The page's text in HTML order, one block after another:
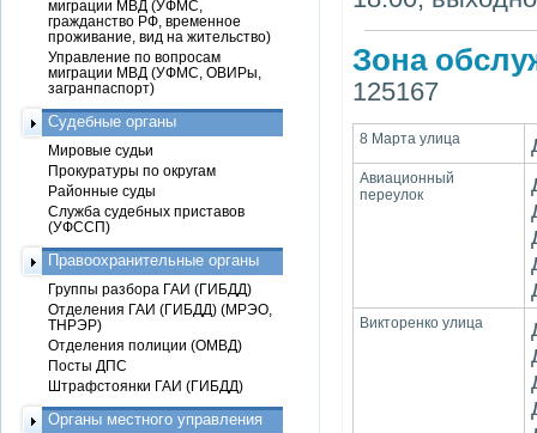
Зона
125167
8 Марта улица
Авиационный
переулок
Викторенко улица
миграции МВД (УФМС,
гражданство РФ, временное
проживание, вид на жительство)
Управление по вопросам
миграции МВД (УФМС, ОВИРы,
загранпаспорт)
Судебные органы
Мировые судьи
Прокуратуры по округам
Районные суды
Служба судебных приставов
(УФССП)
Правоохранительные органы
Группы разбора ГАИ (ГИБДД)
Отделения ГАИ (ГИБДД) (МРЭО,
ТНРЭР)
Отделения полиции (ОМВД)
Посты ДПС
Штрафстоянки ГАИ (ГИБДД)
Органы местного управления